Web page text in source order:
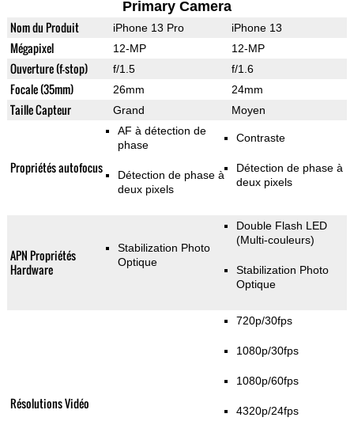
Primary Camera
Nom du Produit iPhone 13 Pro iPhone 13
Mégapixel 12-MP 12-MP
Ouverture (f-stop) f/1.5 f/1.6
Focale (35mm) 26mm 24mm
Taille Capteur Grand Moyen
Propriétés autofocus
AF à détection de
phase
Détection de phase à
deux pixels
Contraste
Détection de phase à
deux pixels
APN Propriétés
Hardware
Stabilization Photo
Optique
Double Flash LED
(Multi-couleurs)
Stabilization Photo
Optique
Résolutions Vidéo
720p/30fps
1080p/30fps
1080p/60fps
4320p/24fps